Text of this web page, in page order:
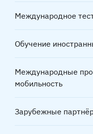
Международное
Обучение
Международные
мобильность
Зарубежные